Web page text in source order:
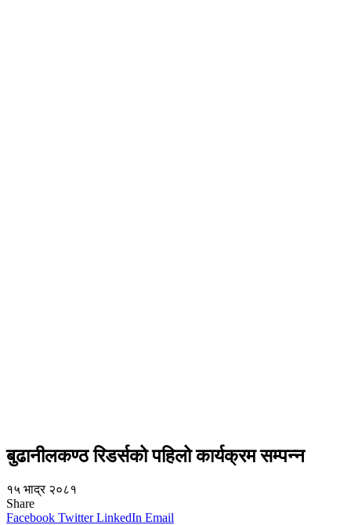
बुढानीलकण्ठ रिडर्सको पहिलो कार्यक्रम सम्पन्न
१५ भाद्र २०८१
Share
Facebook Twitter LinkedIn Email